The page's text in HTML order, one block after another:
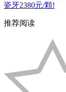
瓷牙2380元/顆!
推荐阅读